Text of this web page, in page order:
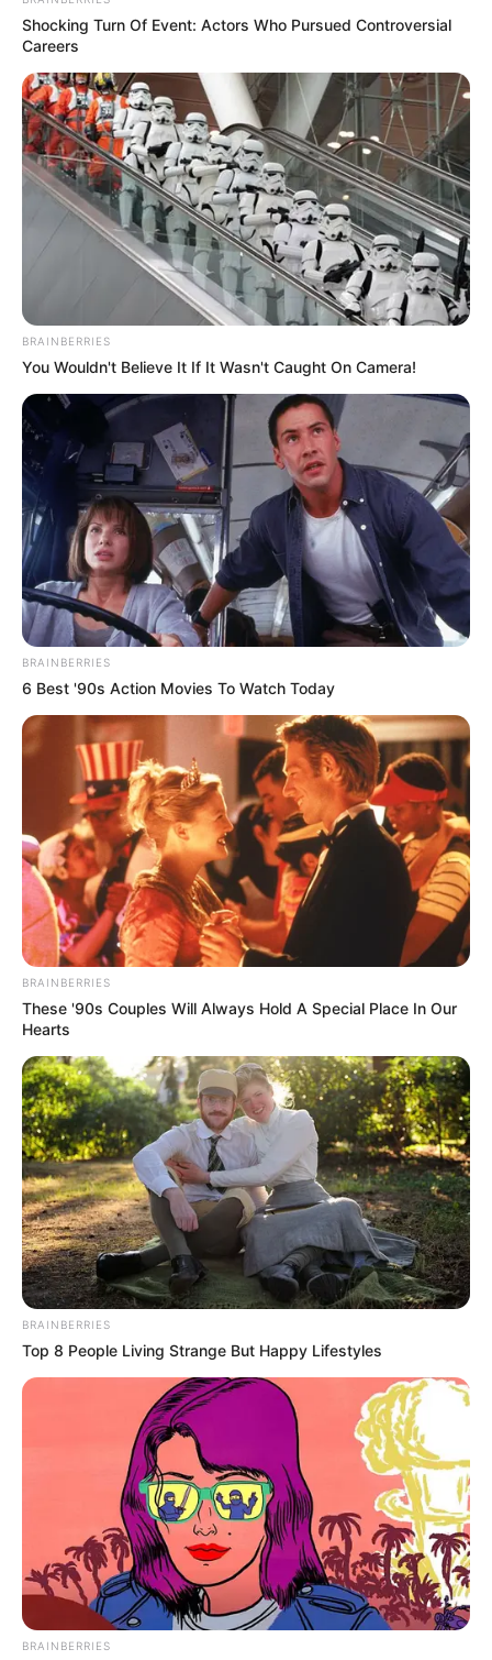
Shocking Turn Of Event: Actors Who Pursued Controversial
Careers
BRAINBERRIES
You Wouldn't Believe It If It Wasn't Caught On Camera!
BRAINBERRIES
6 Best '90s Action Movies To Watch Today
BRAINBERRIES
These '90s Couples Will Always Hold A Special Place In Our
Hearts
BRAINBERRIES
Top 8 People Living Strange But Happy Lifestyles
BRAINBERRIES